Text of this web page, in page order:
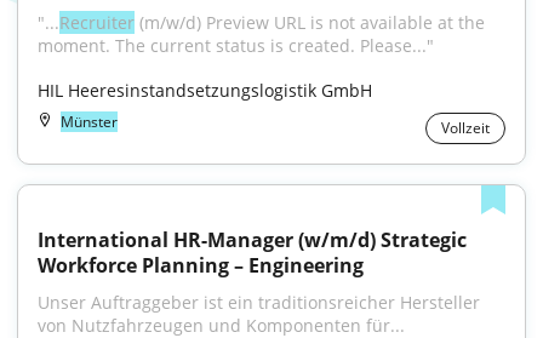
"...Recruiter (m/w/d) Preview URL is not available at the
moment. The current status is created. Please..."
HIL Heeresinstandsetzungslogistik GmbH
Münster Vollzeit
International HR-Manager (w/m/d) Strategic
Workforce Planning – Engineering
Unser Auftraggeber ist ein traditionsreicher Hersteller
von Nutzfahrzeugen und Komponenten für...